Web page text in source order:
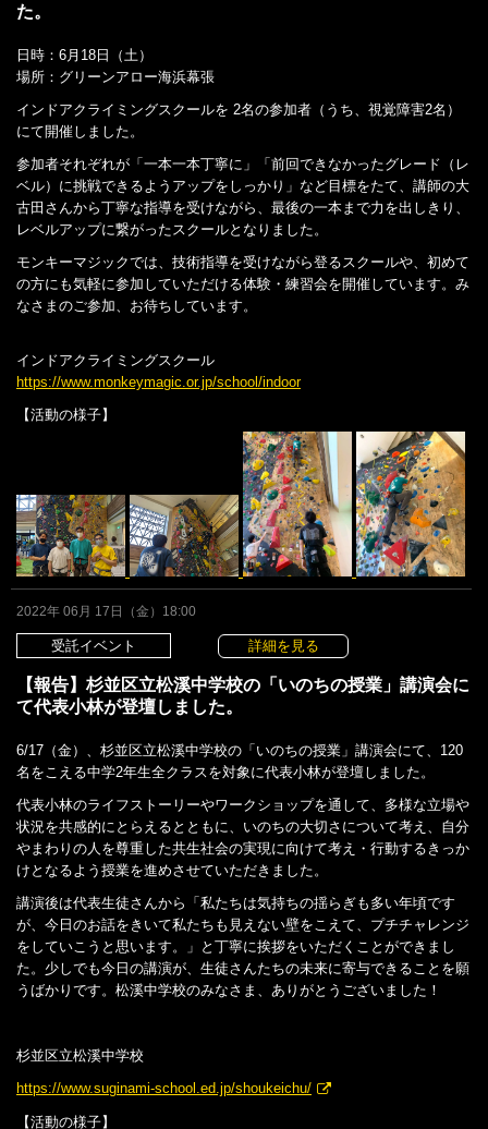
た。
日時：6月18日（土）
場所：グリーンアロー海浜幕張
インドアクライミングスクールを 2名の参加者（うち、視覚障害2名）
にて開催しました。
参加者それぞれが「一本一本丁寧に」「前回できなかったグレード（レ
ベル）に挑戦できるようアップをしっかり」など目標をたて、講師の大
古田さんから丁寧な指導を受けながら、最後の一本まで力を出しきり、
レベルアップに繋がったスクールとなりました。
モンキーマジックでは、技術指導を受けながら登るスクールや、初めて
の方にも気軽に参加していただける体験・練習会を開催しています。み
なさまのご参加、お待ちしています。
インドアクライミングスクール
https://www.monkeymagic.or.jp/school/indoor
【活動の様子】
2022年 06月 17日（金）18:00
受託イベント 詳細を見る
【報告】杉並区立松溪中学校の「いのちの授業」講演会に
て代表小林が登壇しました。
6/17（金）、杉並区立松溪中学校の「いのちの授業」講演会にて、120
名をこえる中学2年生全クラスを対象に代表小林が登壇しました。
代表小林のライフストーリーやワークショップを通して、多様な立場や
状況を共感的にとらえるとともに、いのちの大切さについて考え、自分
やまわりの人を尊重した共生社会の実現に向けて考え・行動するきっか
けとなるよう授業を進めさせていただきました。
講演後は代表生徒さんから「私たちは気持ちの揺らぎも多い年頃です
が、今日のお話をきいて私たちも見えない壁をこえて、プチチャレンジ
をしていこうと思います。」と丁寧に挨拶をいただくことができまし
た。少しでも今日の講演が、生徒さんたちの未来に寄与できることを願
うばかりです。松溪中学校のみなさま、ありがとうございました！
杉並区立松溪中学校
https://www.suginami-school.ed.jp/shoukeichu/
【活動の様子】